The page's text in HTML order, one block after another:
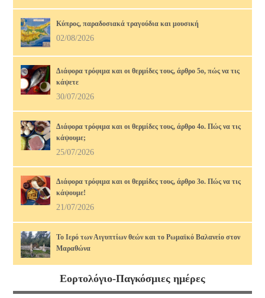
Κύπρος, παραδοσιακά τραγούδια και μουσική
02/08/2026
Διάφορα τρόφιμα και οι θερμίδες τους, άρθρο 5ο, πώς να τις
κάψετε
30/07/2026
Διάφορα τρόφιμα και οι θερμίδες τους, άρθρο 4ο. Πώς να τις
κάψουμε;
25/07/2026
Διάφορα τρόφιμα και οι θερμίδες τους, άρθρο 3ο. Πώς να τις
κάψουμε!
21/07/2026
Το Ιερό των Αιγυπτίων θεών και το Ρωμαϊκό Βαλανείο στον
Μαραθώνα
17/07/2026
Διάφορα τρόφιμα και οι θερμίδες τους, άρθρο 2ο. Πώς να τις
Εορτολόγιο-Παγκόσμιες ημέρες